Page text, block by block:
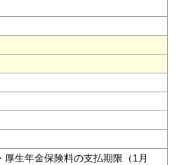
厚生年金保険料の支払期限（1月